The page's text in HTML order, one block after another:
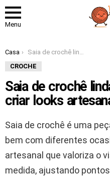
Menu
Você está aqui:
Casa
Saia de crochê linda e confortável para criar looks artesanais cheios de estilo
CROCHE
Saia de crochê
criar looks
Saia de crochê é uma
bem com diferentes
artesanal que valoriza o
medida, ajustando